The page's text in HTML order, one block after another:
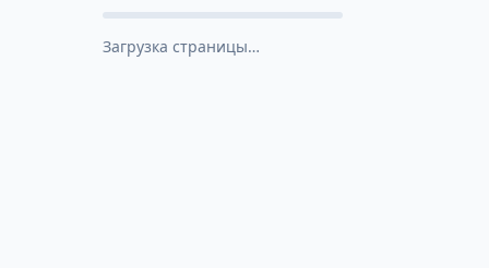
Загрузка страницы…